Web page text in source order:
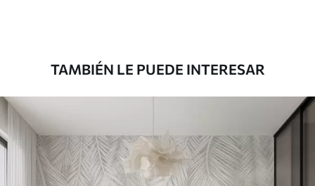
Peel and Stick
12.77$7.66/sq ft
TAMBIÉN LE PUEDE INTERESAR